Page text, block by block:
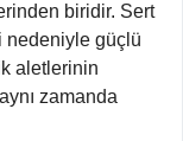
biridir. Sert
nedeniyle güçlü
aletlerinin
zamanda